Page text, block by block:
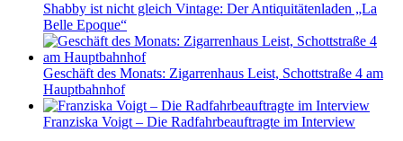
Shabby ist nicht gleich Vintage: Der Antiquitätenladen „La
Belle Epoque“
Geschäft des Monats: Zigarrenhaus Leist, Schottstraße 4 am
Hauptbahnhof
Franziska Voigt – Die Radfahrbeauftragte im Interview